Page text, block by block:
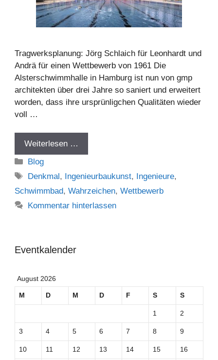
Tragwerksplanung: Jörg Schlaich für Leonhardt und
Andrä für einen Wettbewerb von 1961 Die
Alsterschwimmhalle in Hamburg ist nun von gmp
architekten über drei Jahre so saniert und erweitert
worden, dass ihre ursprünligchen Qualitäten wieder
voll …
Weiterlesen …
Kategorien
Blog
Schlagwörter
Denkmal , Ingenieurbaukunst, Ingenieure,
Schwimmbad, Wahrzeichen, Wettbewerb
Kommentar hinterlassen
Eventkalender
August 2026
M D M D F S S
1 2
3 4 5 6 7 8 9
10 11 12 13 14 15 16